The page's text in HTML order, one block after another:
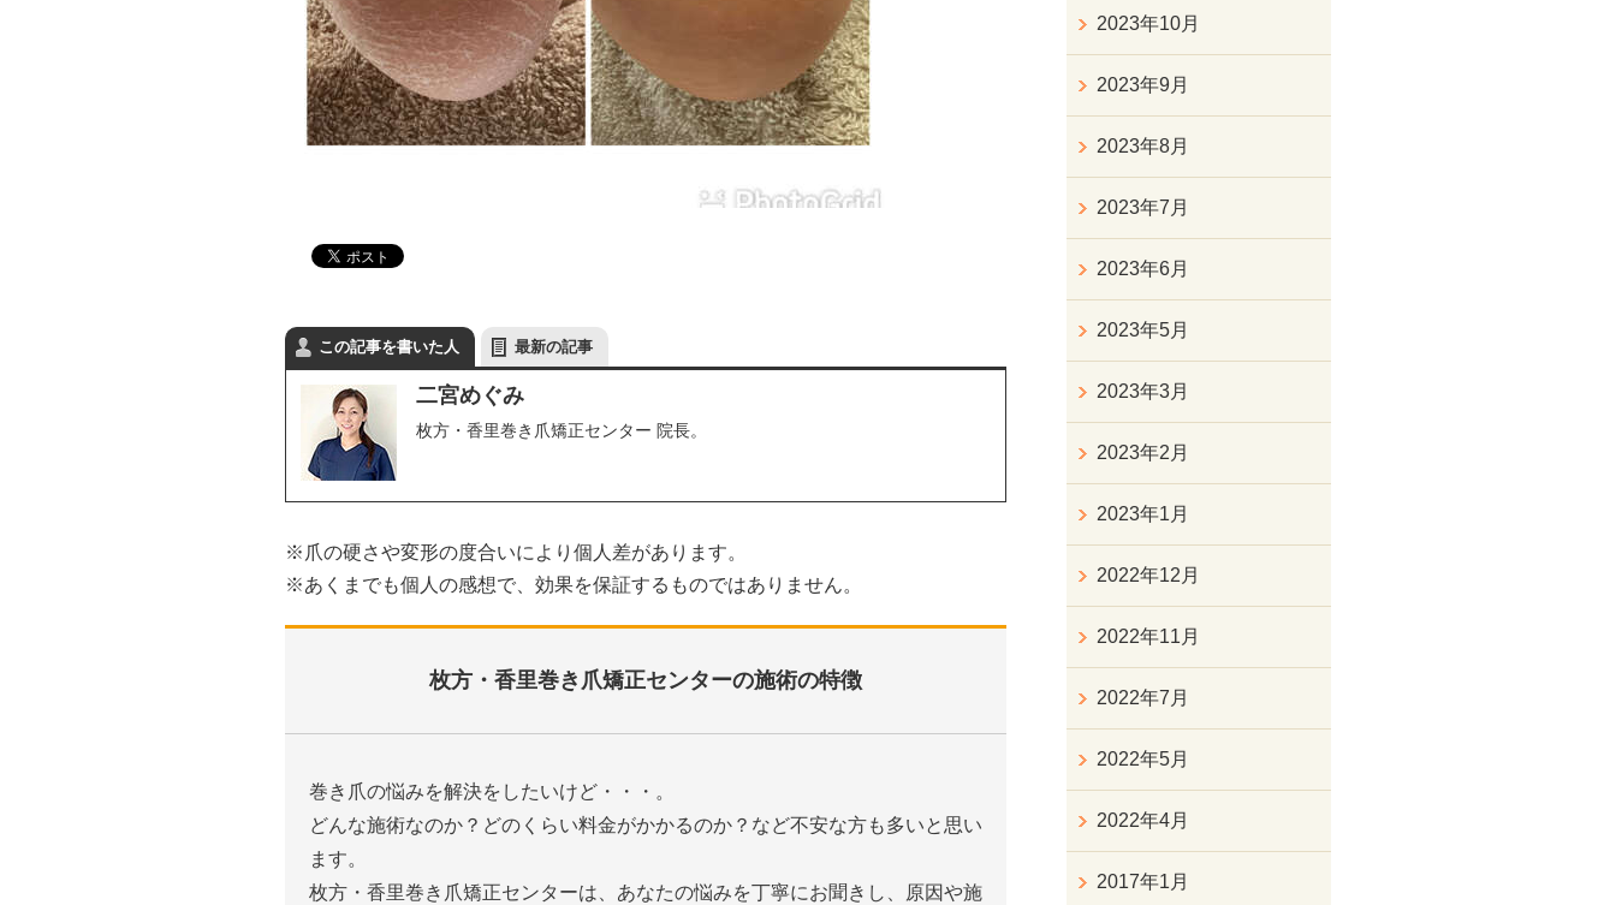
この記事を書いた人 最新の記事
二宮めぐみ
枚方・香里巻き爪矯正センター 院長。
※爪の硬さや変形の度合いにより個人差があります。
※あくまでも個人の感想で、効果を保証するものではありません。
枚方・香里巻き爪矯正センターの施術の特徴
巻き爪の悩みを解決をしたいけど・・・。
どんな施術なのか？どのくらい料金がかかるのか？など不安な方も多いと思い
ます。
枚方・香里巻き爪矯正センターは、あなたの悩みを丁寧にお聞きし、原因や施
2023年10月
2023年9月
2023年8月
2023年7月
2023年6月
2023年5月
2023年3月
2023年2月
2023年1月
2022年12月
2022年11月
2022年7月
2022年5月
2022年4月
2017年1月